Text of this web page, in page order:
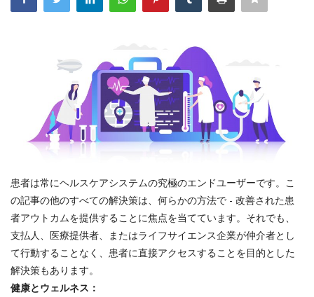
患者は常にヘルスケアシステムの究極のエンドユーザーです。こ
の記事の他のすべての解決策は、何らかの方法で - 改善された患
者アウトカムを提供することに焦点を当てています。それでも、
支払人、医療提供者、またはライフサイエンス企業が仲介者とし
て行動することなく、患者に直接アクセスすることを目的とした
解決策もあります。
健康とウェルネス：